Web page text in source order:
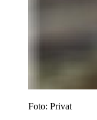
Foto: Privat